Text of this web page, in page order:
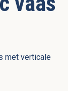
met verticale